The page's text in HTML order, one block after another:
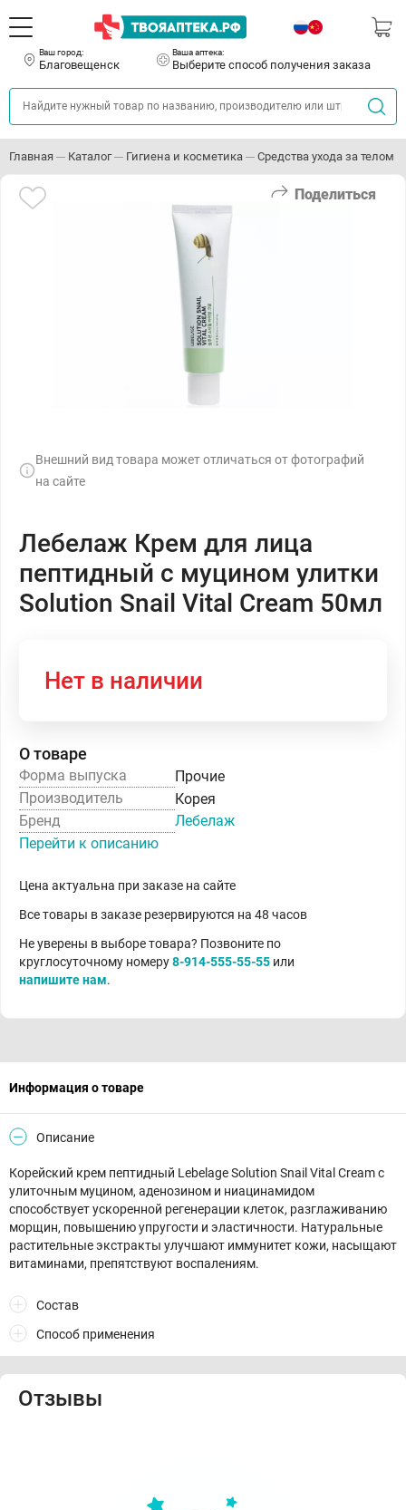
Ваш город:
Благовещенск
Ваша аптека:
Выберите способ получения заказа
Главная Каталог Гигиена и косметика Средства ухода за телом
Поделиться
Внешний вид товара может отличаться от фотографий
на сайте
Лебелаж Крем для лица
пептидный с муцином улитки
Solution Snail Vital Cream 50мл
Нет в наличии
О товаре
Форма выпуска
Прочие
Производитель
Корея
Бренд
Лебелаж
Перейти к описанию
Цена актуальна при заказе на сайте
Все товары в заказе резервируются на 48 часов
Не уверены в выборе товара? Позвоните по
круглосуточному номеру8-914-555-55-55 или
напишите нам.
Информация о товаре
Описание
Корейский крем пептидный Lebelage Solution Snail Vital Cream с
улиточным муцином, аденозином и ниацинамидом
способствует ускоренной регенерации клеток, разглаживанию
морщин, повышению упругости и эластичности. Натуральные
растительные экстракты улучшают иммунитет кожи, насыщают
витаминами, препятствуют воспалениям.
Состав
Способ применения
Отзывы